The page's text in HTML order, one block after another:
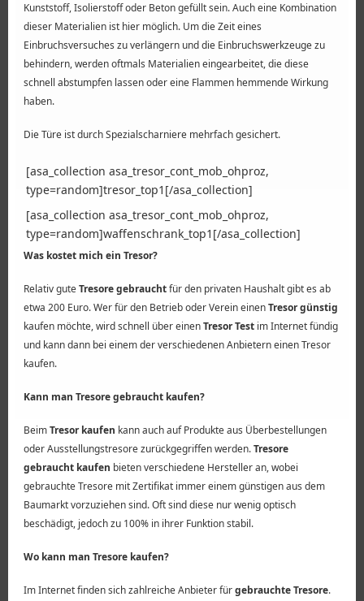
Kunststoff, Isolierstoff oder Beton gefüllt sein. Auch eine Kombination
dieser Materialien ist hier möglich. Um die Zeit eines
Einbruchsversuches zu verlängern und die Einbruchswerkzeuge zu
behindern, werden oftmals Materialien eingearbeitet, die diese
schnell abstumpfen lassen oder eine Flammen hemmende Wirkung
haben.
Die Türe ist durch Spezialscharniere mehrfach gesichert.
[asa_collection asa_tresor_cont_mob_ohproz,
type=random]tresor_top1[/asa_collection]
[asa_collection asa_tresor_cont_mob_ohproz,
type=random]waffenschrank_top1[/asa_collection]
Was kostet mich ein Tresor?
Relativ guteTresore gebrauchtfür den privaten Haushalt gibt es ab
etwa 200 Euro. Wer für den Betrieb oder Verein einenTresor günstig
kaufen möchte, wird schnell über einenTresor Test im Internet fündig
und kann dann bei einem der verschiedenen Anbietern einen Tresor
kaufen.
Kann man Tresore gebraucht kaufen?
BeimTresor kaufen kann auch auf Produkte aus Überbestellungen
oder Ausstellungstresore zurückgegriffen werden.Tresore
gebraucht kaufen bieten verschiedene Hersteller an, wobei
gebrauchte Tresore mit Zertifikat immer einem günstigen aus dem
Baumarkt vorzuziehen sind. Oft sind diese nur wenig optisch
beschädigt, jedoch zu 100% in ihrer Funktion stabil.
Wo kann man Tresore kaufen?
Im Internet finden sich zahlreiche Anbieter fürgebrauchte Tresore.